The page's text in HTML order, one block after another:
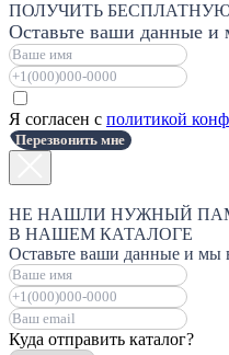
ПОЛУЧИТЬ
Оставьте ваши данные и
Я согласен с политикой
Перезвонить мне
НЕ НАШЛИ НУЖНЫЙ
В НАШЕМ КАТАЛОГЕ
Оставьте ваши данные и мы
Куда отправить каталог?